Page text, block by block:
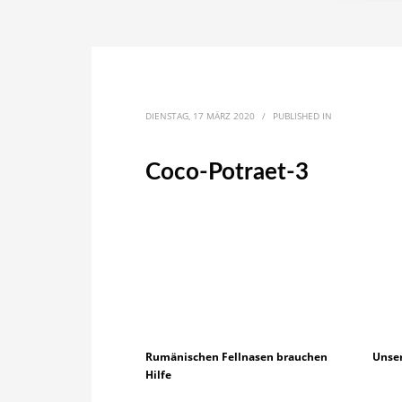
DIENSTAG, 17 MÄRZ 2020 / PUBLISHED IN
Coco-Potraet-3
Rumänischen Fellnasen brauchen
Hilfe